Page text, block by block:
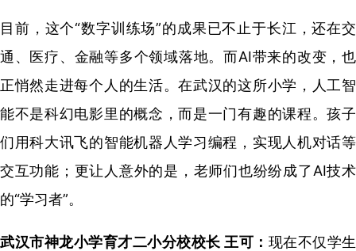
目前，这个“数字训练场”的成果已不止于长江，还在交
通、医疗、金融等多个领域落地。而AI带来的改变，也
正悄然走进每个人的生活。在武汉的这所小学，人工智
能不是科幻电影里的概念，而是一门有趣的课程。孩子
们用科大讯飞的智能机器人学习编程，实现人机对话等
交互功能；更让人意外的是，老师们也纷纷成了AI技术
的“学习者”。
武汉市神龙小学育才二小分校校长 王可： 现在不仅学生